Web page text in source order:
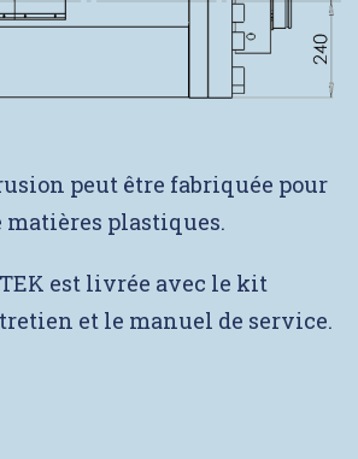
peut être fabriquée pour
matières plastiques.
est livrée avec le kit
et le manuel de service.